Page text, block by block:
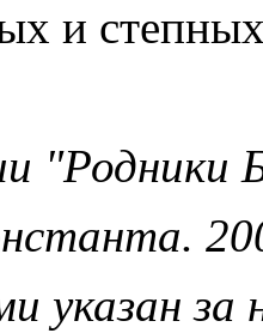
и
"Родники
указан за